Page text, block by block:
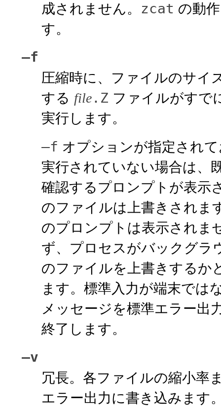
成されません。
zcat の動
す。
–f
圧縮時に、ファイルのサイ
する file.Z ファイルがすで
実行します。
–f オプションが指定され
実行されていない場合は、
確認するプロンプトが表示
のファイルは上書きされま
のプロンプトは表示されま
ず、プロセスがバックグラ
のファイルを上書きするか
ます。標準入力が端末では
メッセージを標準エラー出
終了します。
–v
冗長。各ファイルの縮小率
エラー出力に書き込みます